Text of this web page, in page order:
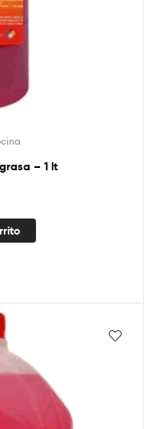
– 1 lt